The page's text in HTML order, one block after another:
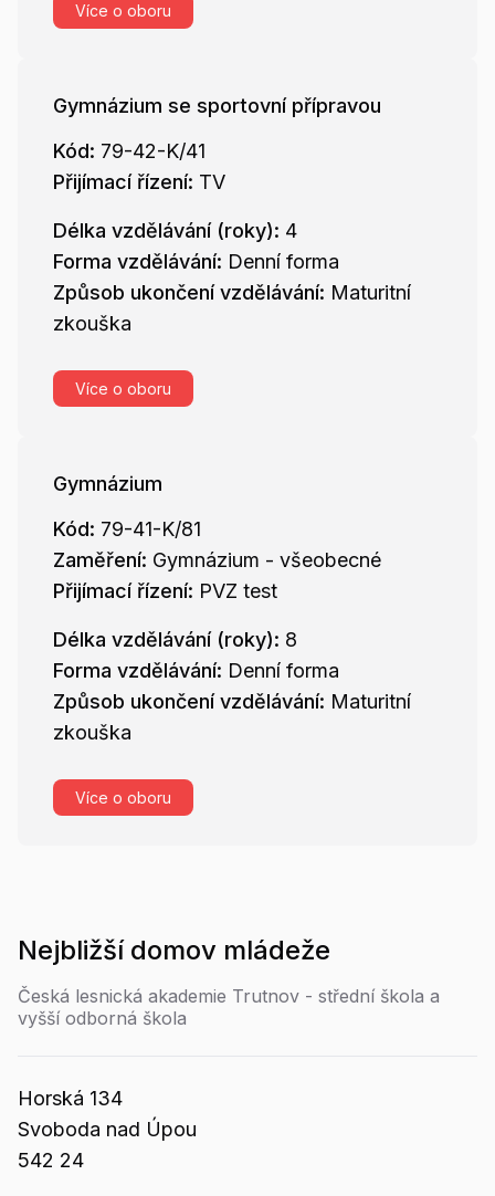
Více o oboru
Gymnázium se sportovní přípravou
Kód: 79-42-K/41
Přijímací řízení: TV
Délka vzdělávání (roky): 4
Forma vzdělávání: Denní forma
Způsob ukončení vzdělávání: Maturitní
zkouška
Více o oboru
Gymnázium
Kód: 79-41-K/81
Zaměření: Gymnázium - všeobecné
Přijímací řízení: PVZ test
Délka vzdělávání (roky): 8
Forma vzdělávání: Denní forma
Způsob ukončení vzdělávání: Maturitní
zkouška
Více o oboru
Nejbližší domov mládeže
Česká lesnická akademie Trutnov - střední škola a
vyšší odborná škola
Horská 134
Svoboda nad Úpou
542 24